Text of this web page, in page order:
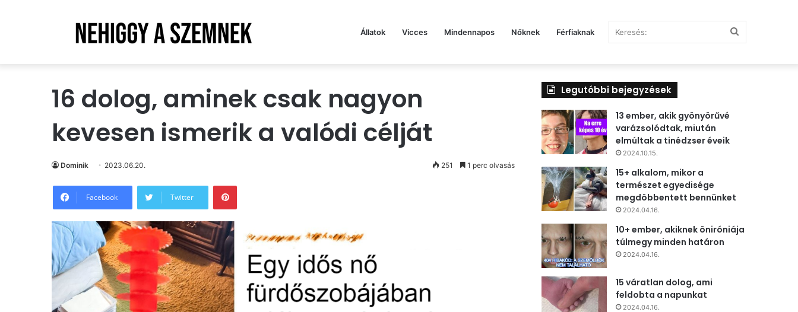
Állatok Vicces Mindennapos Nőknek Férfiaknak
16 dolog, aminek csak nagyon
kevesen ismerik a valódi célját
Dominik 2023.06.20. 251 1 perc olvasás
Facebook Twitter
Pinterest
Legutóbbi bejegyzések
13 ember, akik gyönyörűvé
varázsolódtak, miután
elmúltak a tinédzser éveik
2024.10.15.
15+ alkalom, mikor a
természet egyedisége
megdöbbentett bennünket
2024.04.16.
10+ ember, akiknek öniróniája
túlmegy minden határon
2024.04.16.
15 váratlan dolog, ami
feldobta a napunkat
2024.04.16.